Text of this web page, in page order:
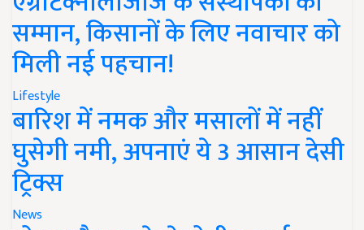
सम्मान, किसानों के लिए नवाचार को
मिली नई पहचान!
Lifestyle
बारिश में नमक और मसालों में नहीं
घुसेगी नमी, अपनाएं ये 3 आसान देसी
ट्रिक्स
News